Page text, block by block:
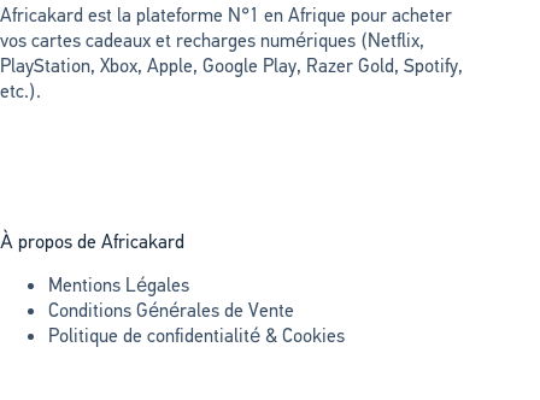
Africakard est la plateforme N°1 en Afrique pour acheter
vos cartes cadeaux et recharges numériques (Netflix,
PlayStation, Xbox, Apple, Google Play, Razer Gold, Spotify,
etc.).
À propos de Africakard
Mentions Légales
Conditions Générales de Vente
Politique de confidentialité & Cookies